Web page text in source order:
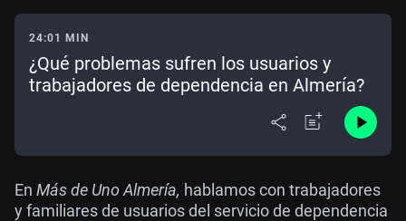
24:01 MIN
¿Qué problemas sufren los usuarios y
trabajadores de dependencia en Almería?
En Más de Uno Almería, hablamos con trabajadores
y familiares de usuarios del servicio de dependencia